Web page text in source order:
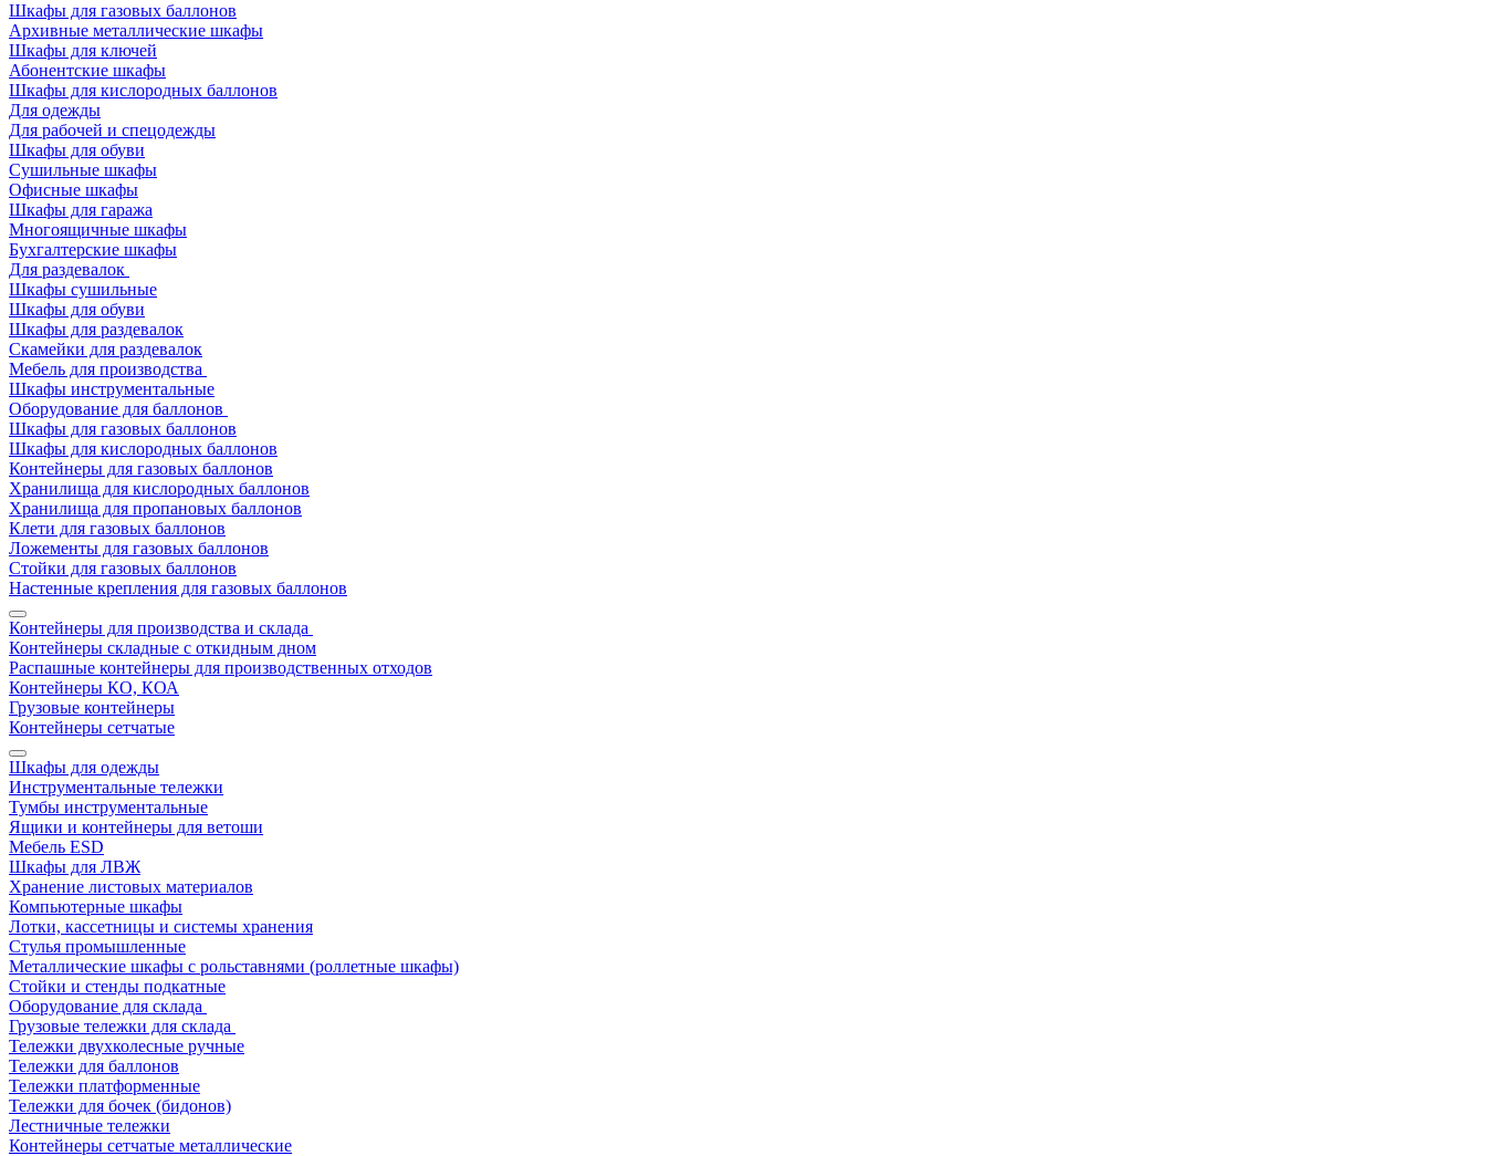
Шкафы для газовых баллонов
Архивные металлические шкафы
Шкафы для ключей
Абонентские шкафы
Шкафы для кислородных баллонов
Для одежды
Для рабочей и спецодежды
Шкафы для обуви
Сушильные шкафы
Офисные шкафы
Шкафы для гаража
Многоящичные шкафы
Бухгалтерские шкафы
Для раздевалок
Шкафы сушильные
Шкафы для обуви
Шкафы для раздевалок
Скамейки для раздевалок
Мебель для производства
Шкафы инструментальные
Оборудование для баллонов
Шкафы для газовых баллонов
Шкафы для кислородных баллонов
Контейнеры для газовых баллонов
Хранилища для кислородных баллонов
Хранилища для пропановых баллонов
Клети для газовых баллонов
Ложементы для газовых баллонов
Стойки для газовых баллонов
Настенные крепления для газовых баллонов
Контейнеры для производства и склада
Контейнеры складные с откидным дном
Распашные контейнеры для производственных отходов
Контейнеры КО, КОА
Грузовые контейнеры
Контейнеры сетчатые
Шкафы для одежды
Инструментальные тележки
Тумбы инструментальные
Ящики и контейнеры для ветоши
Мебель ESD
Шкафы для ЛВЖ
Хранение листовых материалов
Компьютерные шкафы
Лотки, кассетницы и системы хранения
Стулья промышленные
Металлические шкафы с рольставнями (роллетные шкафы)
Стойки и стенды подкатные
Оборудование для склада
Грузовые тележки для склада
Тележки двухколесные ручные
Тележки для баллонов
Тележки платформенные
Тележки для бочек (бидонов)
Лестничные тележки
Контейнеры сетчатые металлические